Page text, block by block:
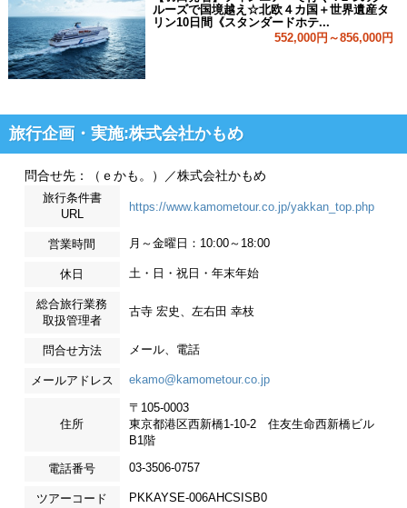
ルーズで国境越え☆北欧４カ国＋世界遺産タ
リン10日間《スタンダードホテ...
552,000円～856,000円
旅行企画・実施:株式会社かもめ
問合せ先：（ｅかも。）／株式会社かもめ
旅行条件書
URL
https://www.kamometour.co.jp/yakkan_top.php
営業時間 月～金曜日：10:00～18:00
休日 土・日・祝日・年末年始
総合旅行業務
取扱管理者
古寺 宏史、左右田 幸枝
問合せ方法 メール、電話
メールアドレス ekamo@kamometour.co.jp
住所
〒105-0003
東京都港区西新橋1-10-2 住友生命西新橋ビル
B1階
電話番号 03-3506-0757
ツアーコード PKKAYSE-006AHCSISB0